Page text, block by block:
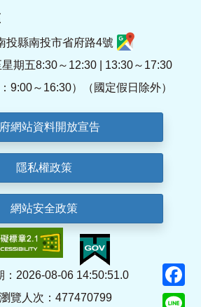
投縣南投市省府路4號
期五8:30～12:30 | 13:30～17:30
9:00～16:30）（國定假日除外）
網站資料開放宣告
隱私權政策
網站安全政策
：2026-08-06 14:50:51.0
覽人次：477470799